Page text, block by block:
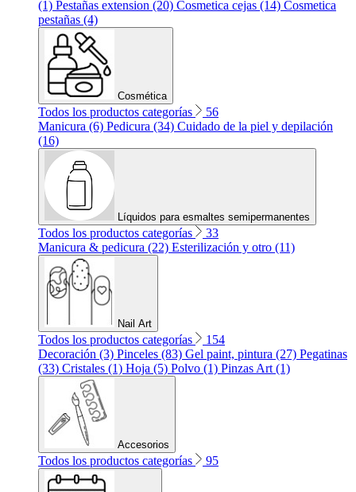
(1) Pestañas extension (20) Cosmetica cejas (14) Cosmetica
pestañas (4)
Cosmética
Todos los productos categorías
56
Manicura (6) Pedicura (34) Cuidado de la piel y depilación
(16)
Líquidos para esmaltes semipermanentes
Todos los productos categorías
33
Manicura & pedicura (22) Esterilización y otro (11)
Nail Art
Todos los productos categorías
154
Decoración (3) Pinceles (83) Gel paint, pintura (27) Pegatinas
(33) Cristales (1) Hoja (5) Polvo (1) Pinzas Art (1)
Accesorios
Todos los productos categorías 95